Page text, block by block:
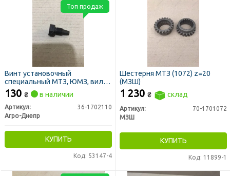
Винт установочный
специальный МТЗ, ЮМЗ, вилки
переключения редуктора (пр-
во Украина)
130 ₴ в наличии
Артикул:
36-1702110
Агро-Днепр
КУПИТЬ
Код: 53147-4
Топ продаж
Шестерня МТЗ (1072) z=20
(МЗШ)
1 230 ₴ склад
Артикул:
70-1701072
МЗШ
КУПИТЬ
Код: 11899-1